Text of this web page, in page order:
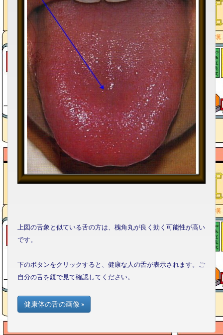
上図の舌象と似ている舌の方は、槐角丸が良く効く可能性が高い
です。
下のボタンをクリックすると、健康な人の舌が表示されます。ご
自分の舌を鏡で見て確認してください。
健康体の舌の画像 »